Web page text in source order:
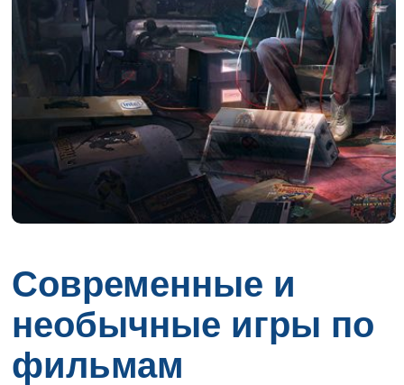
Современные и
необычные игры по
фильмам